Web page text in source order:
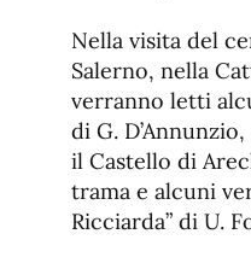
Nella visita del
Salerno, nella
verranno letti
di G.
il Castello di
trama e alcuni
Ricciarda” di U.